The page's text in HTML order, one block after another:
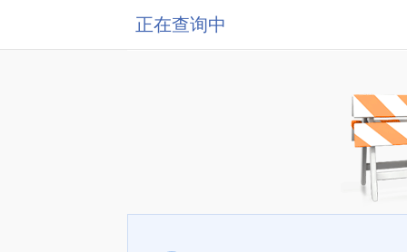
正在查询中